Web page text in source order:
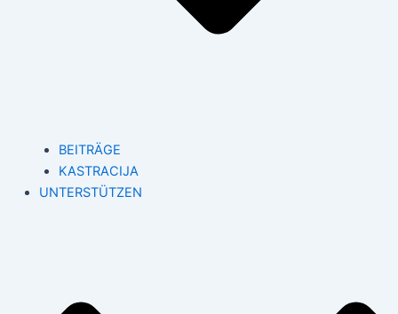
BEITRÄGE
KASTRACIJA
UNTERSTÜTZEN